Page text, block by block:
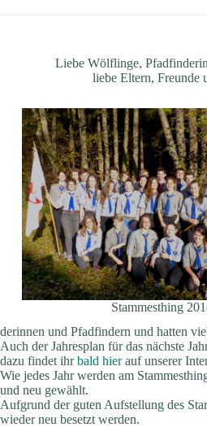
Liebe Wölflinge,
liebe Eltern, Freunde
Stammesthing
derinnen und Pfadfindern und hatten
Auch der Jahresplan für das nächste
dazu findet ihrbald hierauf unserer
Wie jedes Jahr werden am
und neu gewählt.
Aufgrund der guten Aufstellung des
wieder neu besetzt werden.